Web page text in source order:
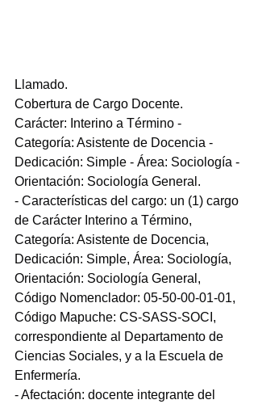
Llamado.
Cobertura de Cargo Docente.
Carácter: Interino a Término -
Categoría: Asistente de Docencia -
Dedicación: Simple - Área: Sociología -
Orientación: Sociología General.
- Características del cargo: un (1) cargo
de Carácter Interino a Término,
Categoría: Asistente de Docencia,
Dedicación: Simple, Área: Sociología,
Orientación: Sociología General,
Código Nomenclador: 05-50-00-01-01,
Código Mapuche: CS-SASS-SOCI,
correspondiente al Departamento de
Ciencias Sociales, y a la Escuela de
Enfermería.
- Afectación: docente integrante del